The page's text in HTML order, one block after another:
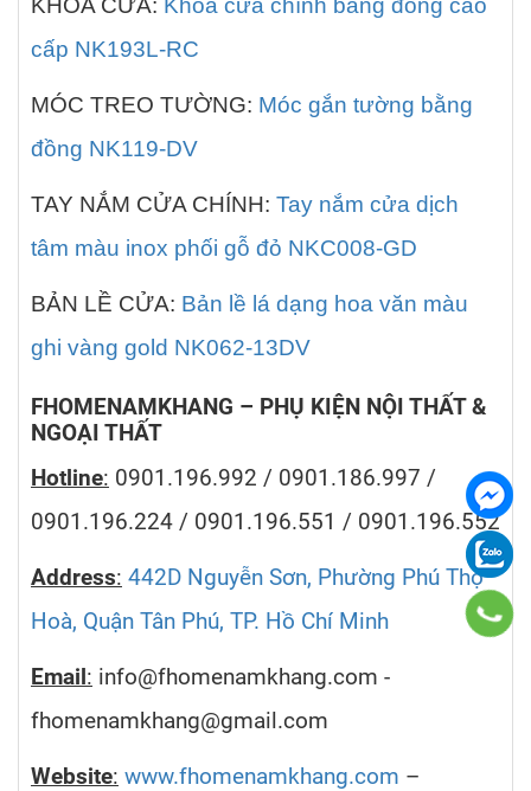
KHÓA CỬA: Khóa cửa chính bằng đồng cao
cấp NK193L-RC
MÓC TREO TƯỜNG: Móc gắn tường bằng
đồng NK119-DV
TAY NẮM CỬA CHÍNH: Tay nắm cửa dịch
tâm màu inox phối gỗ đỏ NKC008-GD
BẢN LỀ CỬA: Bản lề lá dạng hoa văn màu
ghi vàng gold NK062-13DV
FHOMENAMKHANG – PHỤ KIỆN NỘI THẤT &
NGOẠI THẤT
Hotline: 0901.196.992 / 0901.186.997 /
0901.196.224 / 0901.196.551 / 0901.196.552
Address: 442D Nguyễn Sơn, Phường Phú Thọ
Hoà, Quận Tân Phú, TP. Hồ Chí Minh
Email : info@fhomenamkhang.com -
fhomenamkhang@gmail.com
Website: www.fhomenamkhang.com –